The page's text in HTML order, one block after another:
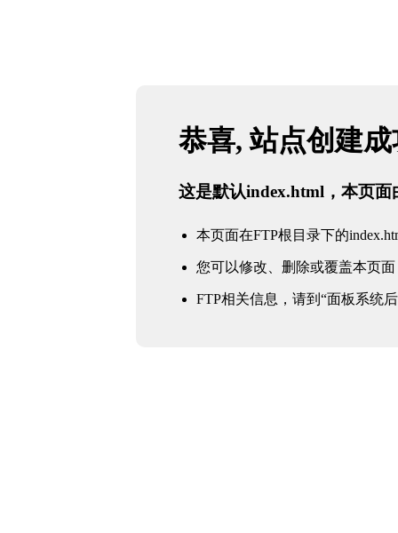
恭喜, 站点创建
这是默认index.html，本页面
本页面在FTP根目录下的
您可以修改、删除或覆盖本页面
FTP相关信息，请到“面板系统